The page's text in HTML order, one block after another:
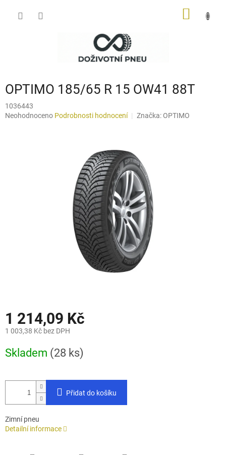
OPTIMO 185/65 R 15 OW41 88T
1036443
Průměrné
Neohodnoceno Podrobnosti hodnocení Značka: OPTIMO
1 214,09 Kč
1 003,38 Kč bez DPH
cena:
Skladem (28 ks)
Přidat do košíku
Zimní pneu
Detailní informace